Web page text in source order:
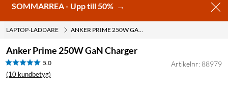
SOMMARREA - Upp till 50% →
LAPTOP-LADDARE ANKER PRIME 250W GAN CHARGER
Anker Prime 250W GaN Charger
5.0
(10 kundbetyg)
Artikelnr: 88979